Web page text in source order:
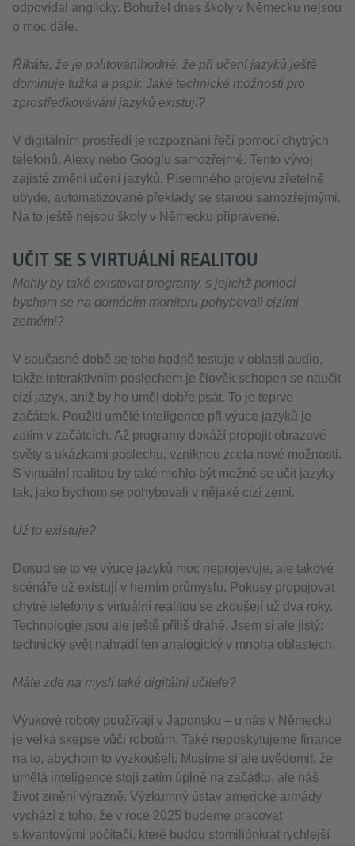
odpovídal anglicky. Bohužel dnes školy v Německu nejsou
o moc dále.
Říkáte, že je politováníhodné, že při učení jazyků ještě
dominuje tužka a papír. Jaké technické možnosti pro
zprostředkovávání jazyků existují?
V digitálním prostředí je rozpoznání řeči pomocí chytrých
telefonů, Alexy nebo Googlu samozřejmé. Tento vývoj
zajisté změní učení jazyků. Písemného projevu zřetelně
ubyde, automatizované překlady se stanou samozřejmými.
Na to ještě nejsou školy v Německu připravené.
UČIT SE S VIRTUÁLNÍ REALITOU
Mohly by také existovat programy, s jejichž pomocí
bychom se na domácím monitoru pohybovali cizími
zeměmi?
V současné době se toho hodně testuje v oblasti audio,
takže interaktivním poslechem je člověk schopen se naučit
cizí jazyk, aniž by ho uměl dobře psát. To je teprve
začátek. Použití umělé inteligence při výuce jazyků je
zatím v začátcích. Až programy dokáží propojit obrazové
světy s ukázkami poslechu, vzniknou zcela nové možnosti.
S virtuální realitou by také mohlo být možné se učit jazyky
tak, jako bychom se pohybovali v nějaké cizí zemi.
Už to existuje?
Dosud se to ve výuce jazyků moc neprojevuje, ale takové
scénáře už existují v herním průmyslu. Pokusy propojovat
chytré telefony s virtuální realitou se zkoušejí už dva roky.
Technologie jsou ale ještě příliš drahé. Jsem si ale jistý:
technický svět nahradí ten analogický v mnoha oblastech.
Máte zde na mysli také digitální učitele?
Výukové roboty používají v Japonsku – u nás v Německu
je velká skepse vůči robotům. Také neposkytujeme finance
na to, abychom to vyzkoušeli. Musíme si ale uvědomit, že
umělá inteligence stojí zatím úplně na začátku, ale náš
život změní výrazně. Výzkumný ústav americké armády
vychází z toho, že v roce 2025 budeme pracovat
s kvantovými počítači, které budou stomiliónkrát rychlejší